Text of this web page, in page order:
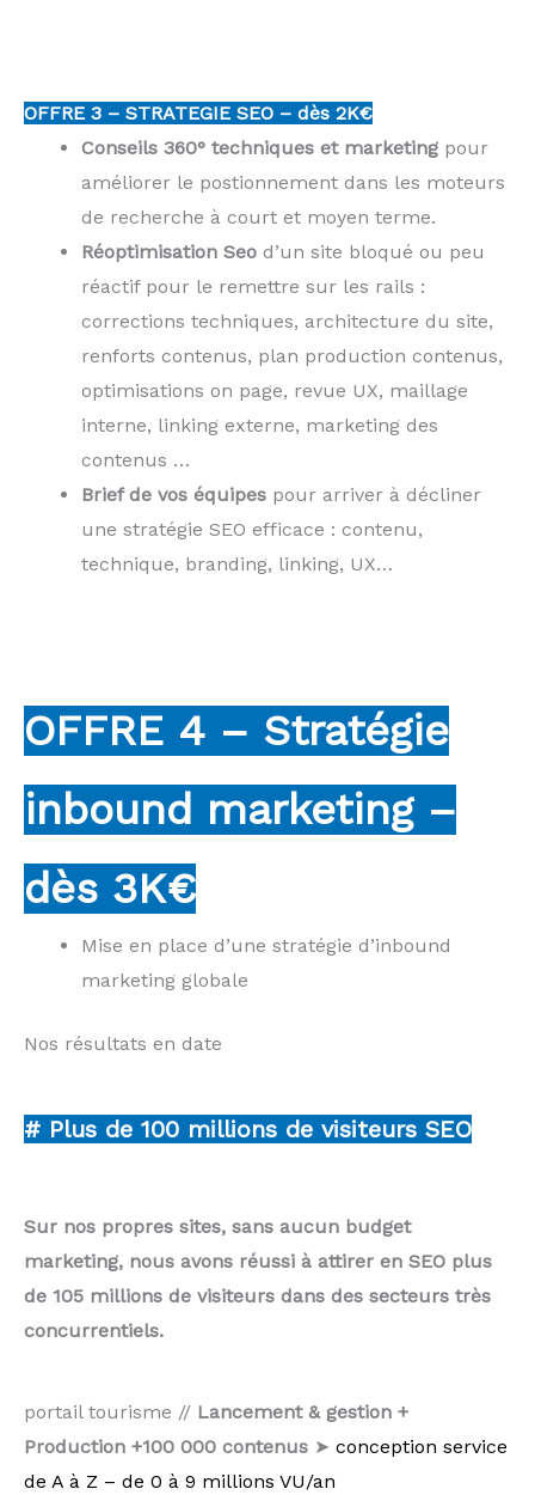
OFFRE 3 – STRATEGIE SEO – dès 2K€
Conseils 360° techniques et marketing pour
améliorer le postionnement dans les moteurs
de recherche à court et moyen terme.
Réoptimisation Seo d’un site bloqué ou peu
réactif pour le remettre sur les rails :
corrections techniques, architecture du site,
renforts contenus, plan production contenus,
optimisations on page, revue UX, maillage
interne, linking externe, marketing des
contenus …
Brief de vos équipes pour arriver à décliner
une stratégie SEO efficace : contenu,
technique, branding, linking, UX…
OFFRE 4 – Stratégie
inbound marketing –
dès 3K€
Mise en place d’une stratégie d’inbound
marketing globale
Nos résultats en date
# Plus de 100 millions de visiteurs SEO
Sur nos propres sites, sans aucun budget
marketing, nous avons réussi à attirer en SEO plus
de 105 millions de visiteurs dans des secteurs très
concurrentiels.
portail tourisme // Lancement & gestion +
Production +100 000 contenus ➤ conception service
de A à Z – de 0 à 9 millions VU/an